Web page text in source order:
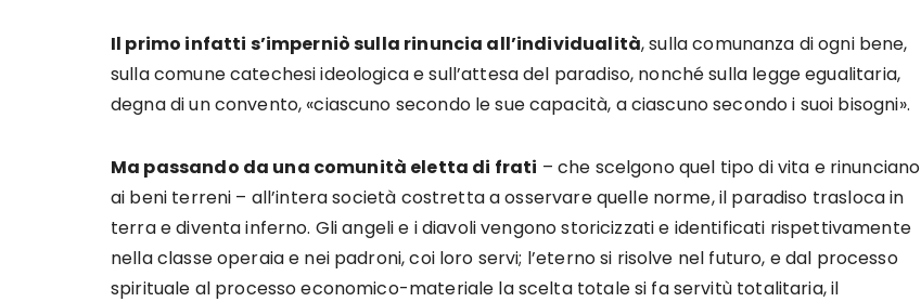
Il primo infatti s’imperniò sulla rinuncia all’individualità, sulla comunanza di ogni bene,
sulla comune catechesi ideologica e sull’attesa del paradiso, nonché sulla legge egualitaria,
degna di un convento, «ciascuno secondo le sue capacità, a ciascuno secondo i suoi bisogni».
Ma passando da una comunità eletta di frati – che scelgono quel tipo di vita e rinunciano
ai beni terreni – all’intera società costretta a osservare quelle norme, il paradiso trasloca in
terra e diventa inferno. Gli angeli e i diavoli vengono storicizzati e identificati rispettivamente
nella classe operaia e nei padroni, coi loro servi; l’eterno si risolve nel futuro, e dal processo
spirituale al processo economico-materiale la scelta totale si fa servitù totalitaria, il